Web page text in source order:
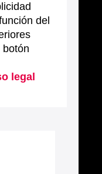
del
botón
legal